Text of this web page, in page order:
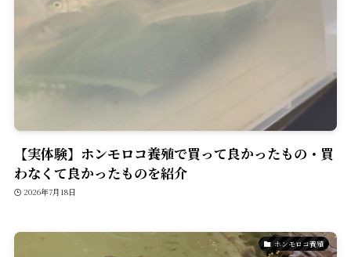
【実体験】ホンモロコ養殖で買って良かったもの・買
わなくて良かったものを紹介
2026年7月18日
ホンモロコ養殖